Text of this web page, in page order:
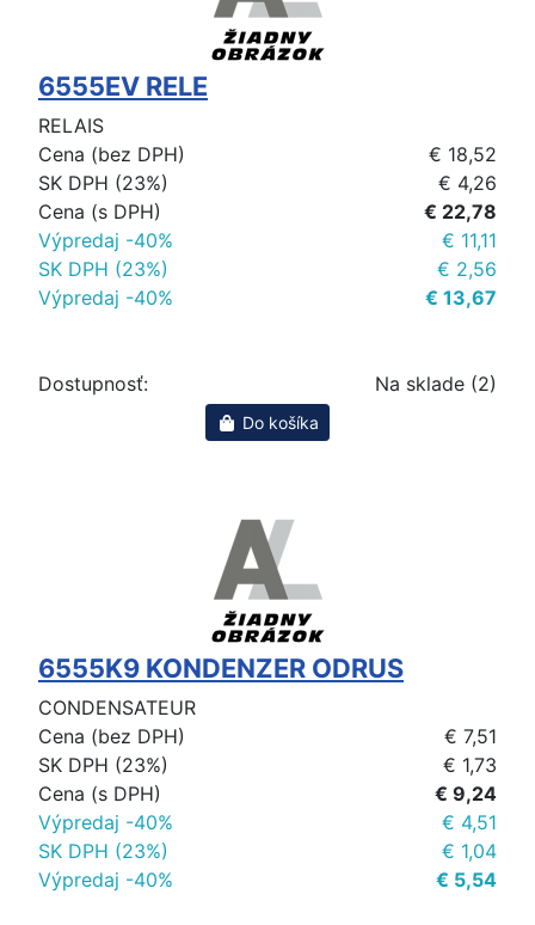
6555EV RELE
RELAIS
Cena (bez DPH)
€ 18,52
SK DPH (23%)
€ 4,26
Cena (s DPH)
€ 22,78
Výpredaj -40%
€ 11,11
SK DPH (23%)
€ 2,56
Výpredaj -40%
€ 13,67
Dostupnosť: Na sklade (2)
Do košíka
6555K9 KONDENZER ODRUS
CONDENSATEUR
Cena (bez DPH)
€ 7,51
SK DPH (23%)
€ 1,73
Cena (s DPH)
€ 9,24
Výpredaj -40%
€ 4,51
SK DPH (23%)
€ 1,04
Výpredaj -40%
€ 5,54